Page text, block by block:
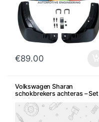
€89.00
Volkswagen Sharan
schokbrekers achteras – Set
van 2